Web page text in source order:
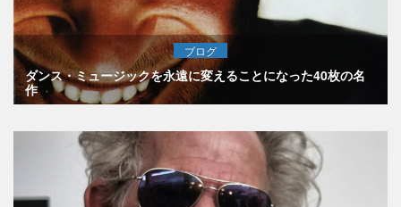
ブログ
ダンス・ミュージックを永遠に変えることになった40枚の名
作